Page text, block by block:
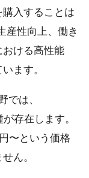
入することは
産性向上、働き
ける高性能
ます。
では、
存在します。
〜という価格
ん。